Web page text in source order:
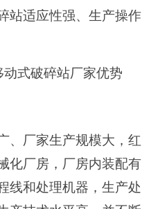
站适应性强、生产操作
式破碎站厂家优势
、厂家生产规模大，红
化厂房，厂房内装配有
线和处理机器，生产处